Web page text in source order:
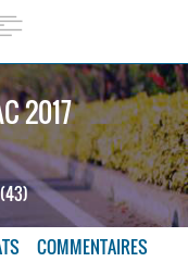
2017
COMMENTAIRES